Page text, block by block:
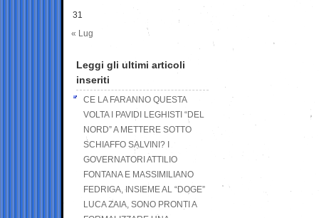
31
« Lug
Leggi gli ultimi articoli
inseriti
CE LA FARANNO QUESTA
VOLTA I PAVIDI LEGHISTI “DEL
NORD” A METTERE SOTTO
SCHIAFFO SALVINI? I
GOVERNATORI ATTILIO
FONTANA E MASSIMILIANO
FEDRIGA, INSIEME AL “DOGE”
LUCA ZAIA, SONO PRONTI A